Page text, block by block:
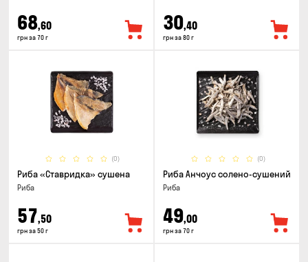
68,60
грн за 70 г
30,40
грн за 80 г
(0)
Риба «Ставридка» сушена
Риба
57,50
грн за 50 г
(0)
Риба Анчоус солено-сушений
Риба
49,00
грн за 70 г